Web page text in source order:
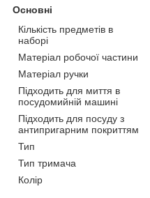
Основні
Кількість предметів в
наборі
Матеріал робочої частини
Матеріал ручки
Підходить для миття в
посудомийній машині
Підходить для посуду з
антипригарним покриттям
Тип
Тип тримача
Колір